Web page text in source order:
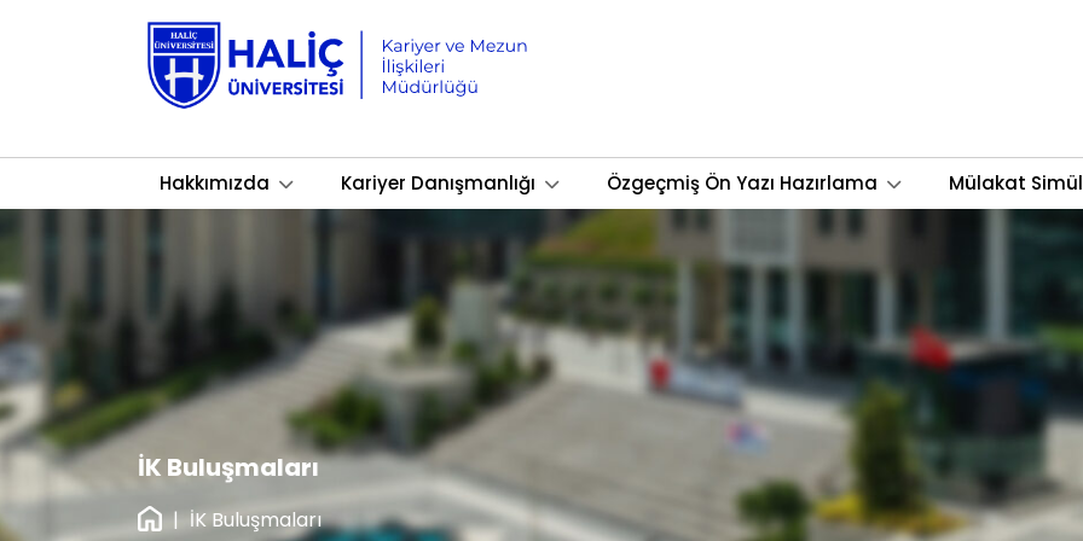
Hakkımızda Kariyer Danışmanlığı Özgeçmiş Ön Yazı Hazırlama Mülakat
İK Buluşmaları
| İK Buluşmaları